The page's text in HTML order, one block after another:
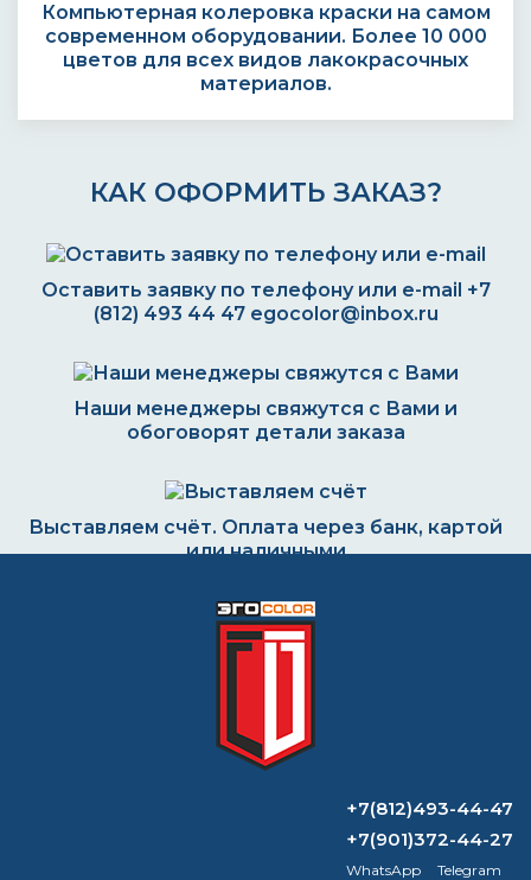
Компьютерная колеровка краски на самом
современном оборудовании. Более 10 000
цветов для всех видов лакокрасочных
материалов.
КАК ОФОРМИТЬ ЗАКАЗ?
Оставить заявку по телефону или e-mail +7
(812) 493 44 47 egocolor@inbox.ru
Наши менеджеры свяжутся с Вами и
обоговорят детали заказа
Выставляем счёт. Оплата через банк, картой
или наличными
Формируем заказ и отправляем транспортной
ВОПРОС-ОТВЕТ
Сколько нужно водоэмульсионной
+7(812)493-44-47
+7(901)372-44-27
WhatsApp Telegram